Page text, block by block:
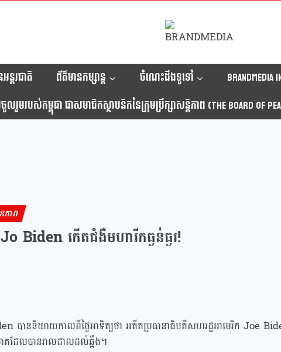
ន្តរជាតិ ព័ត៌មានកម្សាន្ត ចំណេះដឹងទូទៅ
រួមរបស់កម្ពុជា ជាសមាជិកស្ថាបនិកនៃក្រុមប្រឹក្សាសន្តិភាព (The Board Of
ាព
Biden កើតជំងឺមហារីកធ្ងន់ធ្ងរ!
ាននិយាយកាលពីថ្ងៃអាទិត្យថា អតីតប្រធានាធិបតីសហរដ្ឋអាមេរិក Joe
ាតដែលបានរាលដាលដល់ឆ្អឹង។